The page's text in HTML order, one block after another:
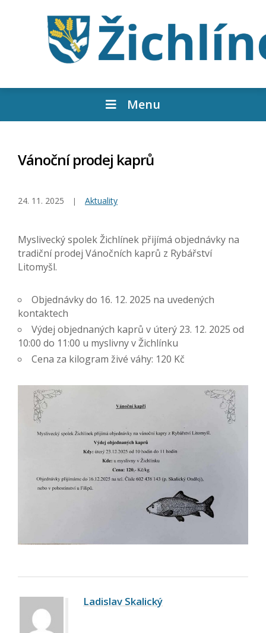
Menu
Vánoční prodej kaprů
24. 11. 2025 Aktuality
Myslivecký spolek Žichlínek přijímá objednávky na
tradiční prodej Vánočních kaprů z Rybářství
Litomyšl.
Objednávky do 16. 12. 2025 na uvedených
kontaktech
Výdej objednaných kaprů v úterý 23. 12. 2025 od
10:00 do 11:00 u myslivny v Žichlínku
Cena za kilogram živé váhy: 120 Kč
Ladislav Skalický